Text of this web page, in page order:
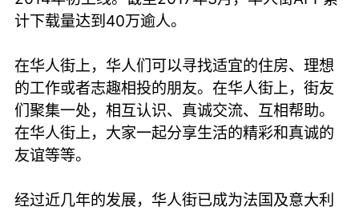
计下载量达到40万逾人。
在华人街上，华人们可以寻找适宜的住房、理想
的工作或者志趣相投的朋友。在华人街上，街友
们聚集一处，相互认识、真诚交流、互相帮助。
在华人街上，大家一起分享生活的精彩和真诚的
友谊等等。
经过近几年的发展，华人街已成为法国及意大利